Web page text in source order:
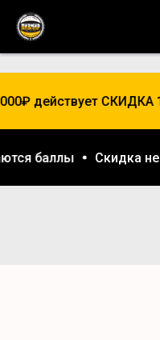
действует СКИДКА
баллы Скидка